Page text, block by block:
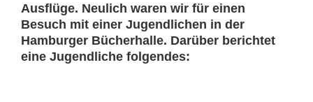
Ausflüge. Neulich waren wir für einen
Besuch mit einer Jugendlichen in der
Hamburger Bücherhalle. Darüber berichtet
eine Jugendliche folgendes: